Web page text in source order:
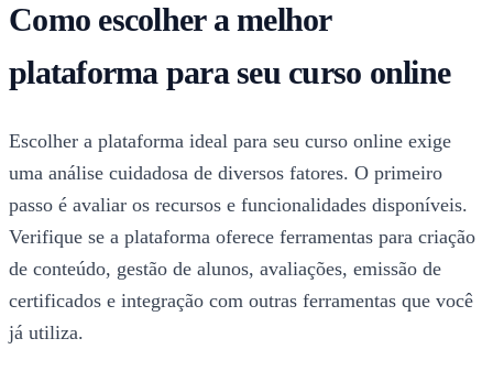
Como escolher a melhor
plataforma para seu curso online
Escolher a plataforma ideal para seu curso online exige
uma análise cuidadosa de diversos fatores. O primeiro
passo é avaliar os recursos e funcionalidades disponíveis.
Verifique se a plataforma oferece ferramentas para criação
de conteúdo, gestão de alunos, avaliações, emissão de
certificados e integração com outras ferramentas que você
já utiliza.